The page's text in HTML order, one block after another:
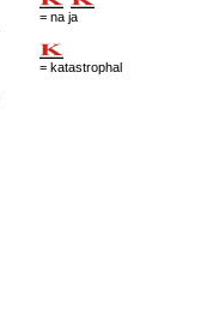
= na ja
= katastrophal